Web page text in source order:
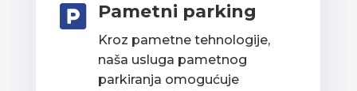
 Pametni parking
Kroz pametne tehnologije,
naša usluga pametnog
parkiranja omogućuje